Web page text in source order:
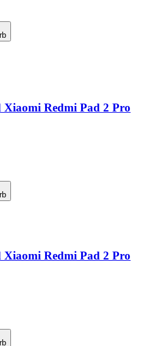
Xiaomi Redmi Pad 2 Pro
Xiaomi Redmi Pad 2 Pro